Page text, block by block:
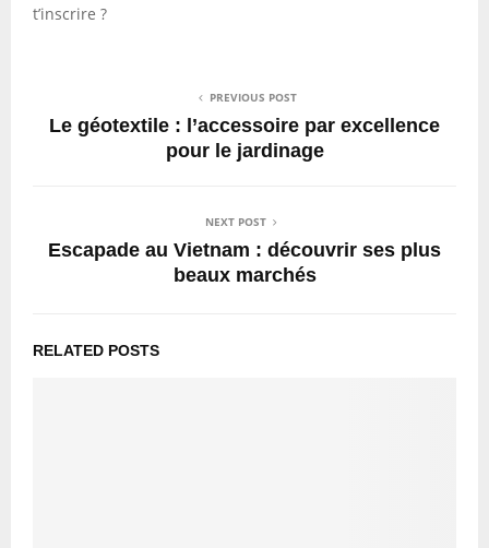
t’inscrire ?
PREVIOUS POST
Le géotextile : l’accessoire par excellence
pour le jardinage
NEXT POST
Escapade au Vietnam : découvrir ses plus
beaux marchés
RELATED POSTS